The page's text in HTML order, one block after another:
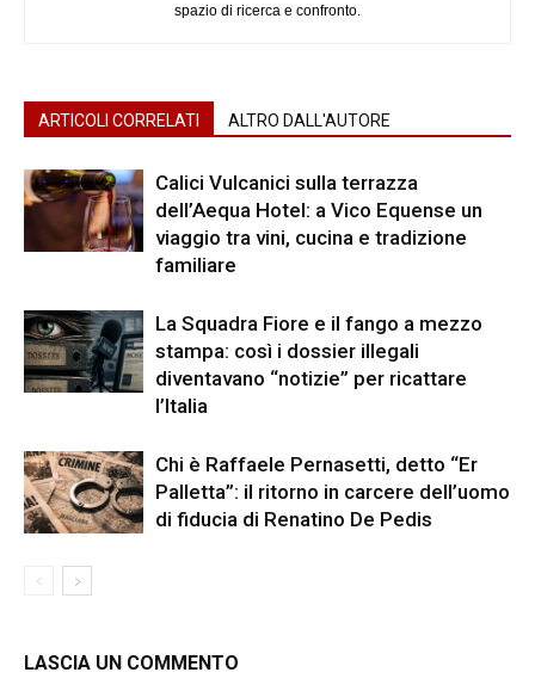
spazio di ricerca e confronto.
ARTICOLI CORRELATI ALTRO DALL'AUTORE
Calici Vulcanici sulla terrazza
dell’Aequa Hotel: a Vico Equense un
viaggio tra vini, cucina e tradizione
familiare
La Squadra Fiore e il fango a mezzo
stampa: così i dossier illegali
diventavano “notizie” per ricattare
l’Italia
Chi è Raffaele Pernasetti, detto “Er
Palletta”: il ritorno in carcere dell’uomo
di fiducia di Renatino De Pedis
LASCIA UN COMMENTO